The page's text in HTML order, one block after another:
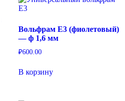
Вольфрам Е3 (фиолетовый)
— ф 1,6 мм
₽600.00
В корзину